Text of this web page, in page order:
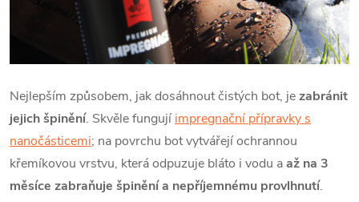
Nejlepším způsobem, jak dosáhnout čistých bot, jezabránit
jejich špinění. Skvěle fungují impregnační přípravky s
nanočásticemi; na povrchu bot vytvářejí ochrannou
křemíkovou vrstvu, která odpuzuje bláto i vodu aaž na 3
měsíce zabraňuje špinění a nepříjemnému provlhnutí.